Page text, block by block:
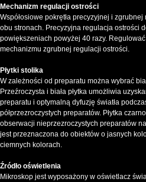
Mechanizm regulacji ostrości
Współosiowe pokrętła precyzyjnej i
obu stronach. Precyzyjna regulacja ostrości
powiększeniach powyżej 40 razy.
mechanizmu zgrubnej regulacji ostrości.
Płytki stolika
W zależności od preparatu można wybrać
Przeźroczysta i biała płytka umożliwia
preparatu i optymalną dyfuzję światła
półprzezroczystych preparatów. Płytka
obserwacji nieprzezroczystych preparatów
jest przeznaczona do obiektów o jasnych
ciemnych kolorach.
Źródło oświetlenia
Mikroskop jest wyposażony w oświetlacz